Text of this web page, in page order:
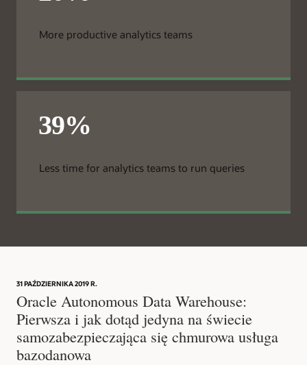
More productive analytics teams
Less time for analytics teams to run queries
31 PAŹDZIERNIKA 2019 R.
Oracle Autonomous Data Warehouse:
Pierwsza i jak dotąd jedyna na świecie
samozabezpieczająca się chmurowa usługa
bazodanowa